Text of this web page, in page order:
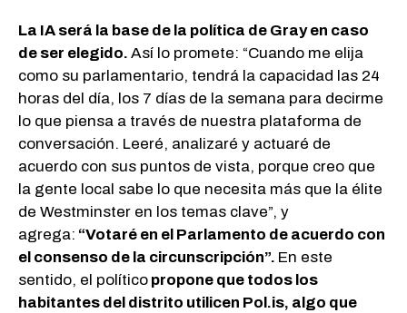
La IA será la base de la política de Gray en caso
de ser elegido. Así lo promete: “Cuando me elija
como su parlamentario, tendrá la capacidad las 24
horas del día, los 7 días de la semana para decirme
lo que piensa a través de nuestra plataforma de
conversación. Leeré, analizaré y actuaré de
acuerdo con sus puntos de vista, porque creo que
la gente local sabe lo que necesita más que la élite
de Westminster en los temas clave”, y
agrega: “Votaré en el Parlamento de acuerdo con
el consenso de la circunscripción”. En este
sentido, el político propone que todos los
habitantes del distrito utilicen Pol.is, algo que